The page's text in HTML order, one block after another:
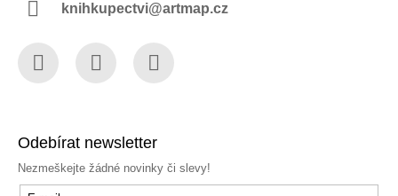
knihkupectvi@artmap.cz
Odebírat newsletter
Nezmeškejte žádné novinky či slevy!